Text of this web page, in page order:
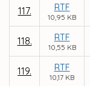
117. RTF
10,95 KB
118. RTF
10,55 KB
119. RTF
10,17 KB